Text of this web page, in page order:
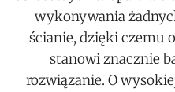
wykonywania
ścianie, dzięki czemu
stanowi znacznie
rozwiązanie. O